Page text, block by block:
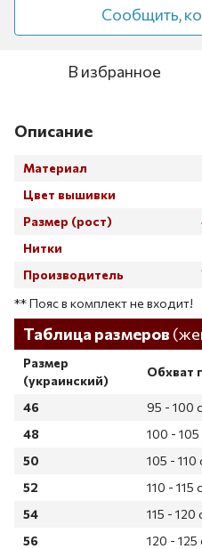
Сообщить,
В избранное
Описание
Материал
Цвет вышивки
Размер (рост)
Нитки
Производитель
** Пояс в комплект не входит!
Таблица размеров
Размер
(украинский)
Обхват
46 95 - 100
48
100 -
50
105 - 110
52
110 - 115
54
115 - 120
56
120 - 125